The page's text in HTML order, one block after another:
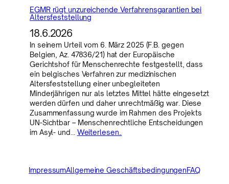
EGMR rügt unzureichende Verfahrensgarantien bei
Altersfeststellung
18.6.2026
In seinem Urteil vom 6. März 2025 (F.B. gegen
Belgien, Az. 47836/21) hat der Europäische
Gerichtshof für Menschenrechte festgestellt, dass
ein belgisches Verfahren zur medizinischen
Altersfeststellung einer unbegleiteten
Minderjährigen nur als letztes Mittel hätte eingesetzt
werden dürfen und daher unrechtmäßig war. Diese
Zusammenfassung wurde im Rahmen des Projekts
UN-Sichtbar – Menschenrechtliche Entscheidungen
im Asyl- und… Weiterlesen..
ImpressumAllgemeine GeschäftsbedingungenFAQ